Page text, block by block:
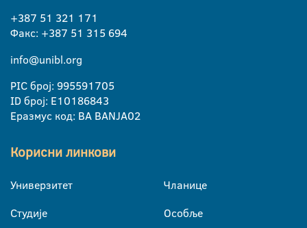
+387 51 321 171
Факс: +387 51 315 694
info@unibl.org
PIC број: 995591705
ID број: E10186843
Еразмус код: BA BANJA02
Корисни линкови
Универзитет
Студије
Чланице
Особље